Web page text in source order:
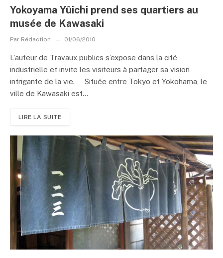
Yokoyama Yûichi prend ses quartiers au
musée de Kawasaki
Par Rédaction 01/06/2010
L’auteur de Travaux publics s’expose dans la cité
industrielle et invite les visiteurs à partager sa vision
intrigante de la vie. Située entre Tokyo et Yokohama, le
ville de Kawasaki est...
LIRE LA SUITE